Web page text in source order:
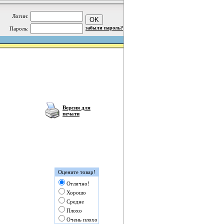
Логин:
Пароль: забыли пароль?
Версия для
печати
Оцените товар!
Отлично!
Хорошо
Средне
Плохо
Очень плохо